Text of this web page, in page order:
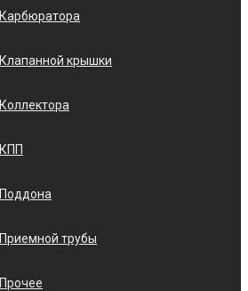
Карбюратора
Клапанной крышки
Коллектора
КПП
Поддона
Приемной трубы
Прочее